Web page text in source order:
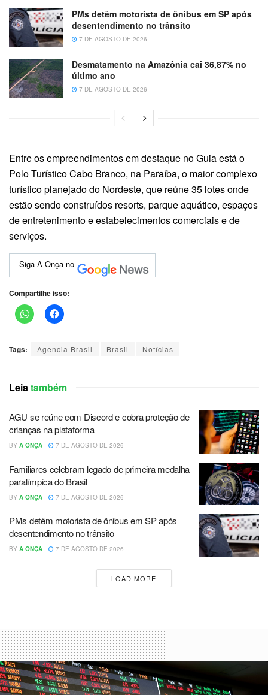
PMs detêm motorista de ônibus em SP após
desentendimento no trânsito
7 DE AGOSTO DE 2026
Desmatamento na Amazônia cai 36,87% no
último ano
7 DE AGOSTO DE 2026
Entre os empreendimentos em destaque no Guia está o
Polo Turístico Cabo Branco, na Paraíba, o maior complexo
turístico planejado do Nordeste, que reúne 35 lotes onde
estão sendo construídos resorts, parque aquático, espaços
de entretenimento e estabelecimentos comerciais e de
serviços.
Siga A Onça no
Compartilhe isso:
Tags: Agencia Brasil Brasil Notícias
Leiatambém
AGU se reúne com Discord e cobra proteção de
crianças na plataforma
BY A ONÇA 7 DE AGOSTO DE 2026
Familiares celebram legado de primeira medalha
paralímpica do Brasil
BY A ONÇA 7 DE AGOSTO DE 2026
PMs detêm motorista de ônibus em SP após
desentendimento no trânsito
BY A ONÇA 7 DE AGOSTO DE 2026
LOAD MORE